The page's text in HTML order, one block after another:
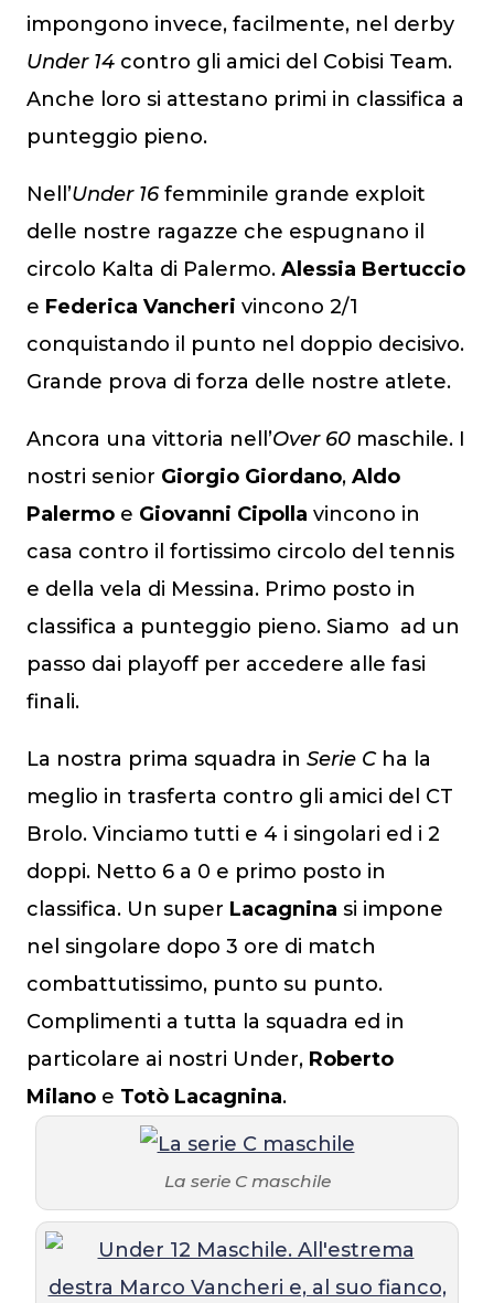
impongono invece, facilmente, nel derby
Under 14 contro gli amici del Cobisi Team.
Anche loro si attestano primi in classifica a
punteggio pieno.
Nell’Under 16 femminile grande exploit
delle nostre ragazze che espugnano il
circolo Kalta di Palermo.Alessia Bertuccio
e Federica Vancheri vincono 2/1
conquistando il punto nel doppio decisivo.
Grande prova di forza delle nostre atlete.
Ancora una vittoria nell’Over 60 maschile. I
nostri senior Giorgio Giordano,Aldo
Palermo e Giovanni Cipolla vincono in
casa contro il fortissimo circolo del tennis
e della vela di Messina. Primo posto in
classifica a punteggio pieno. Siamo ad un
passo dai playoff per accedere alle fasi
finali.
La nostra prima squadra inSerie Cha la
meglio in trasferta contro gli amici del CT
Brolo. Vinciamo tutti e 4 i singolari ed i 2
doppi. Netto 6 a 0 e primo posto in
classifica. Un super Lacagnina si impone
nel singolare dopo 3 ore di match
combattutissimo, punto su punto.
Complimenti a tutta la squadra ed in
particolare ai nostri Under, Roberto
Milano e Totò Lacagnina.
La serie C maschile